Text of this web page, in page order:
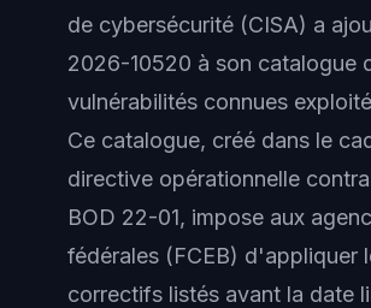
de cybersécurité (CISA) a
2026-10520 à son catalogue
vulnérabilités connues
Ce catalogue, créé dans le
directive opérationnelle
BOD 22-01, impose aux
fédérales (FCEB) d'appliquer
correctifs listés avant la date